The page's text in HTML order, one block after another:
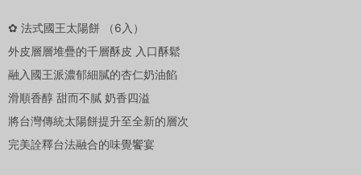
✿ 法式國王太陽餅 （6入）
外皮層層堆疊的千層酥皮 入口酥鬆
融入國王派濃郁細膩的杏仁奶油餡
滑順香醇 甜而不膩 奶香四溢
將台灣傳統太陽餅提升至全新的層次
完美詮釋台法融合的味覺饗宴